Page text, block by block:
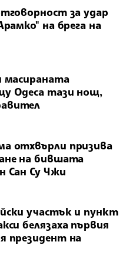
за удар
на брега на
масираната
Одеса тази нощ,
отхвърли призива
на бившата
Сан Су Чжи
участък и пункт
белязаха първия
президент на